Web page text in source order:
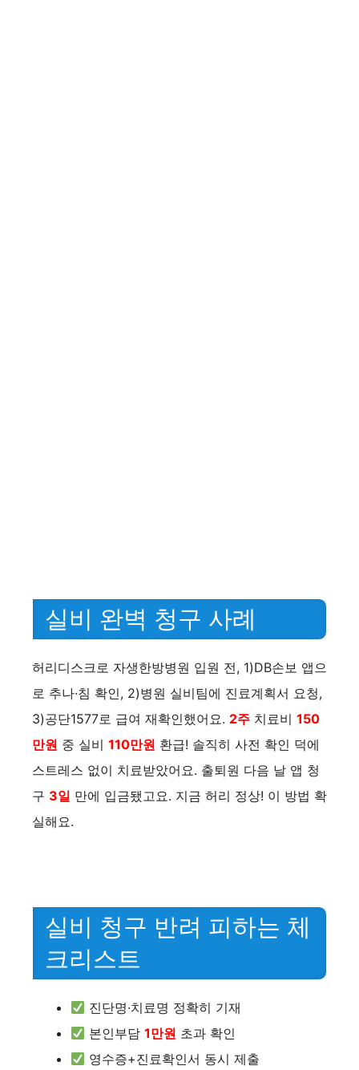
실비 완벽 청구 사례
허리디스크로 자생한방병원 입원 전, 1)DB손보 앱으
로 추나·침 확인, 2)병원 실비팀에 진료계획서 요청,
3)공단1577로 급여 재확인했어요. 2주 치료비 150
만원 중 실비 110만원 환급! 솔직히 사전 확인 덕에
스트레스 없이 치료받았어요. 출퇴원 다음 날 앱 청
구 3일 만에 입금됐고요. 지금 허리 정상! 이 방법 확
실해요.
실비 청구 반려 피하는 체
크리스트
진단명·치료명 정확히 기재
본인부담1만원 초과 확인
영수증+진료확인서 동시 제출